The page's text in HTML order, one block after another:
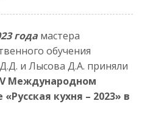
года мастера
обучения
и Лысова Д.А. приняли
Международном
кухня – 2023» в